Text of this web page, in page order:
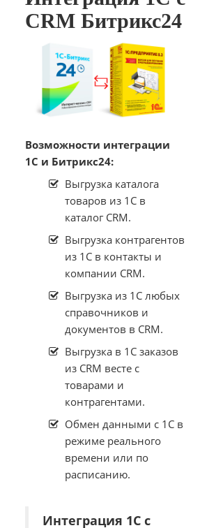
CRM Битрикс24
Возможности интеграции
1С и Битрикс24:
Выгрузка каталога
товаров из 1С в
каталог CRM.
Выгрузка контрагентов
из 1С в контакты и
компании CRM.
Выгрузка из 1С любых
справочников и
документов в CRM.
Выгрузка в 1С заказов
из CRM весте с
товарами и
контрагентами.
Обмен данными с 1С в
режиме реального
времени или по
расписанию.
Интеграция 1С с